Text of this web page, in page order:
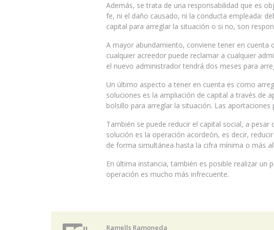
Además, se trata de una responsabilidad que es
fe, ni el daño causado, ni la conducta empleada:
capital para arreglar la situación o si no, son
A mayor abundamiento, conviene tener en cuenta
cualquier acreedor puede reclamar a cualquier
el nuevo administrador tendrá dos meses para
Un último aspecto a tener en cuenta es como
soluciones es la ampliación de capital a través de
bolsillo para arreglar la situación. Las
También se puede reducir el capital social, a
solución es la operación acordeón, es decir,
de forma simultánea hasta la cifra mínima o más
En última instancia, también es posible realizar
operación es mucho más infrecuente.
Ramells Ramoneda